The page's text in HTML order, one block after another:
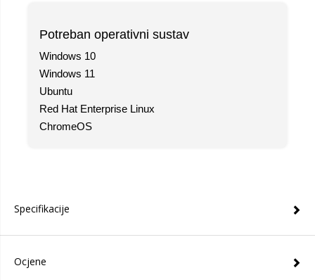
Potreban operativni sustav
Windows 10
Windows 11
Ubuntu
Red Hat Enterprise Linux
ChromeOS
Specifikacije
Ocjene